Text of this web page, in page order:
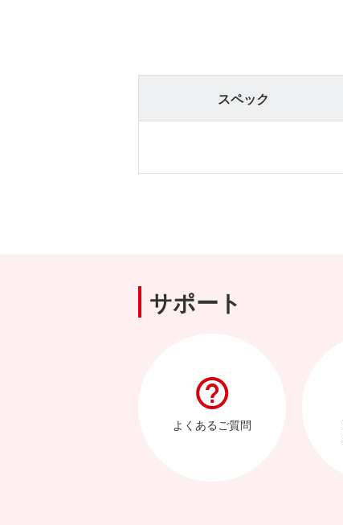
スペック
サポート
よくあるご質問